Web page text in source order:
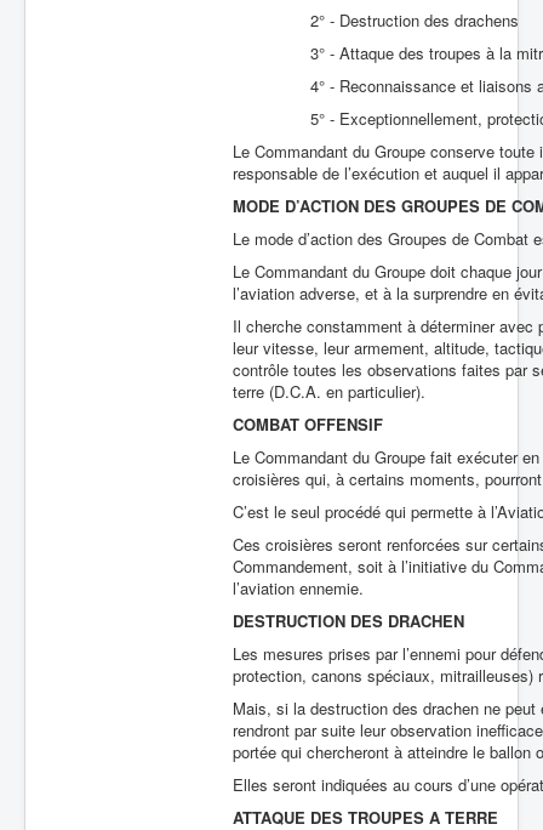
2° - Destruction des drachens
3° - Attaque des troupes à la
4° - Reconnaissance et liaisons
5° - Exceptionnellement, protection
Le Commandant du Groupe conserve
responsable de l’exécution et auquel il
MODE D’ACTION DES GROUPES DE
Le mode d’action des Groupes de Combat
Le Commandant du Groupe doit chaque
l’aviation adverse, et à la surprendre en
Il cherche constamment à déterminer avec
leur vitesse, leur armement, altitude,
contrôle toutes les observations faites par
terre (D.C.A. en particulier).
COMBAT OFFENSIF
Le Commandant du Groupe fait exécuter
croisières qui, à certains moments,
C’est le seul procédé qui permette à
Ces croisières seront renforcées sur
Commandement, soit à l’initiative du
l’aviation ennemie.
DESTRUCTION DES DRACHEN
Les mesures prises par l’ennemi pour
protection, canons spéciaux, mitrailleuses)
Mais, si la destruction des drachen ne
rendront par suite leur observation
portée qui chercheront à atteindre le ballon
Elles seront indiquées au cours d’une
ATTAQUE DES TROUPES A TERRE